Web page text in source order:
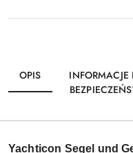
OPIS
INFORMACJE
Yachticon Segel und